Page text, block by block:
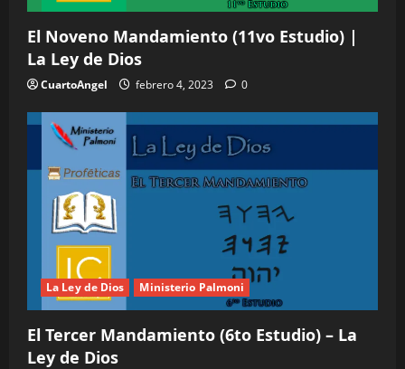
r
a
d
a
s
El Noveno Mandamiento (11vo Estudio) |
La Ley de Dios
CuartoAngel febrero 4, 2023 0
La Ley de Dios Ministerio Palmoni
El Tercer Mandamiento (6to Estudio) – La
Ley de Dios